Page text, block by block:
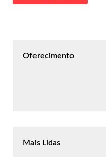
Oferecimento
Mais Lidas